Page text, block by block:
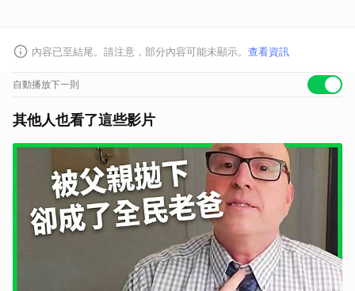
內容已至結尾。請注意，部分內容可能未顯示。 查看資訊
自動播放下一則
其他人也看了這些影片